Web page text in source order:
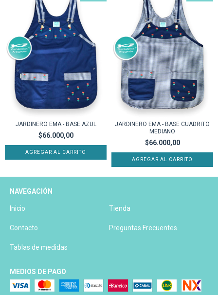
JARDINERO EMA - BASE AZUL
$66.000,00
AGREGAR AL CARRITO
JARDINERO EMA - BASE CUADRITO
MEDIANO
$66.000,00
AGREGAR AL CARRITO
NAVEGACIÓN
Inicio Tienda
Contacto Preguntas Frecuentes
Tablas de medidas
MEDIOS DE PAGO